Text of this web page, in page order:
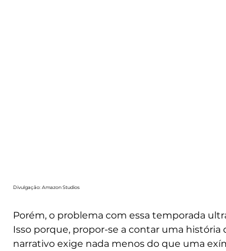
Divulgação: Amazon Studios
Porém, o problema com essa temporada
Isso porque, propor-se a contar uma
narrativo exige nada menos do que uma